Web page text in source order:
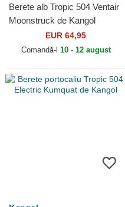
Berete alb Tropic 504 Ventair
Moonstruck de Kangol
EUR 64,95
Comandă-l 10 - 12 august